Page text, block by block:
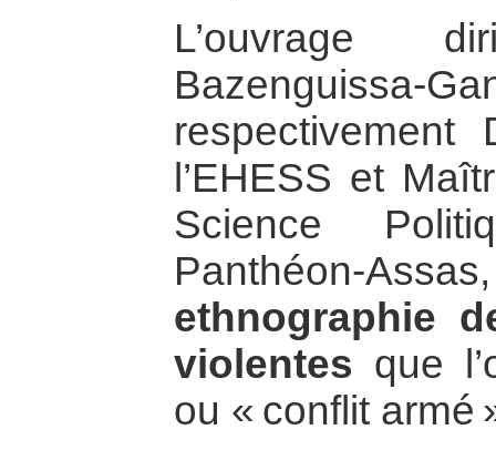
L’ouvrage
Bazenguissa-
respectivement
l’EHESS et
Science
Panthéon-
ethnographie
violentes que
ou « conflit armé